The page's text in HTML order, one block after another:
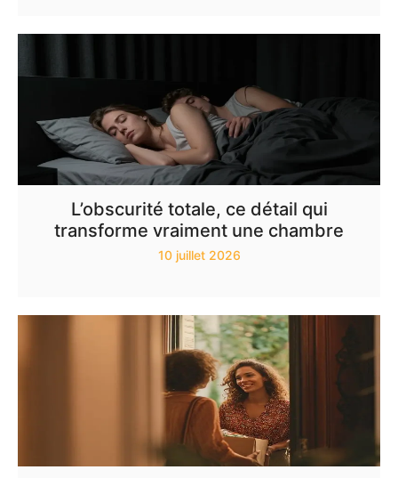
L’obscurité totale, ce détail qui
transforme vraiment une chambre
10 juillet 2026